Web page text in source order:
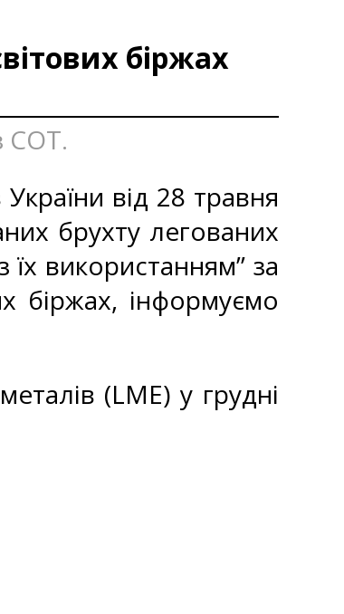
біржах
СОТ.
від 28 травня
брухту легованих
використанням” за
біржах, інформуємо
(LME) у грудні